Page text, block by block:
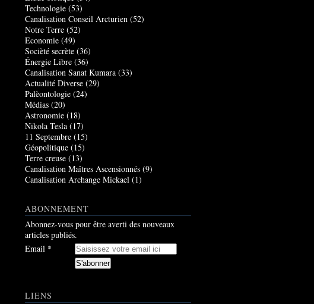
Technologie (53)
Canalisation Conseil Arcturien (52)
Notre Terre (52)
Economie (49)
Socièté secrète (36)
Énergie Libre (36)
Canalisation Sanat Kumara (33)
Actualité Diverse (29)
Palèontologie (24)
Médias (20)
Astronomie (18)
Nikola Tesla (17)
11 Septembre (15)
Géopolitique (15)
Terre creuse (13)
Canalisation Maîtres Ascensionnés (9)
Canalisation Archange Mickael (1)
ABONNEMENT
Abonnez-vous pour être averti des nouveaux
articles publiés.
Email
LIENS